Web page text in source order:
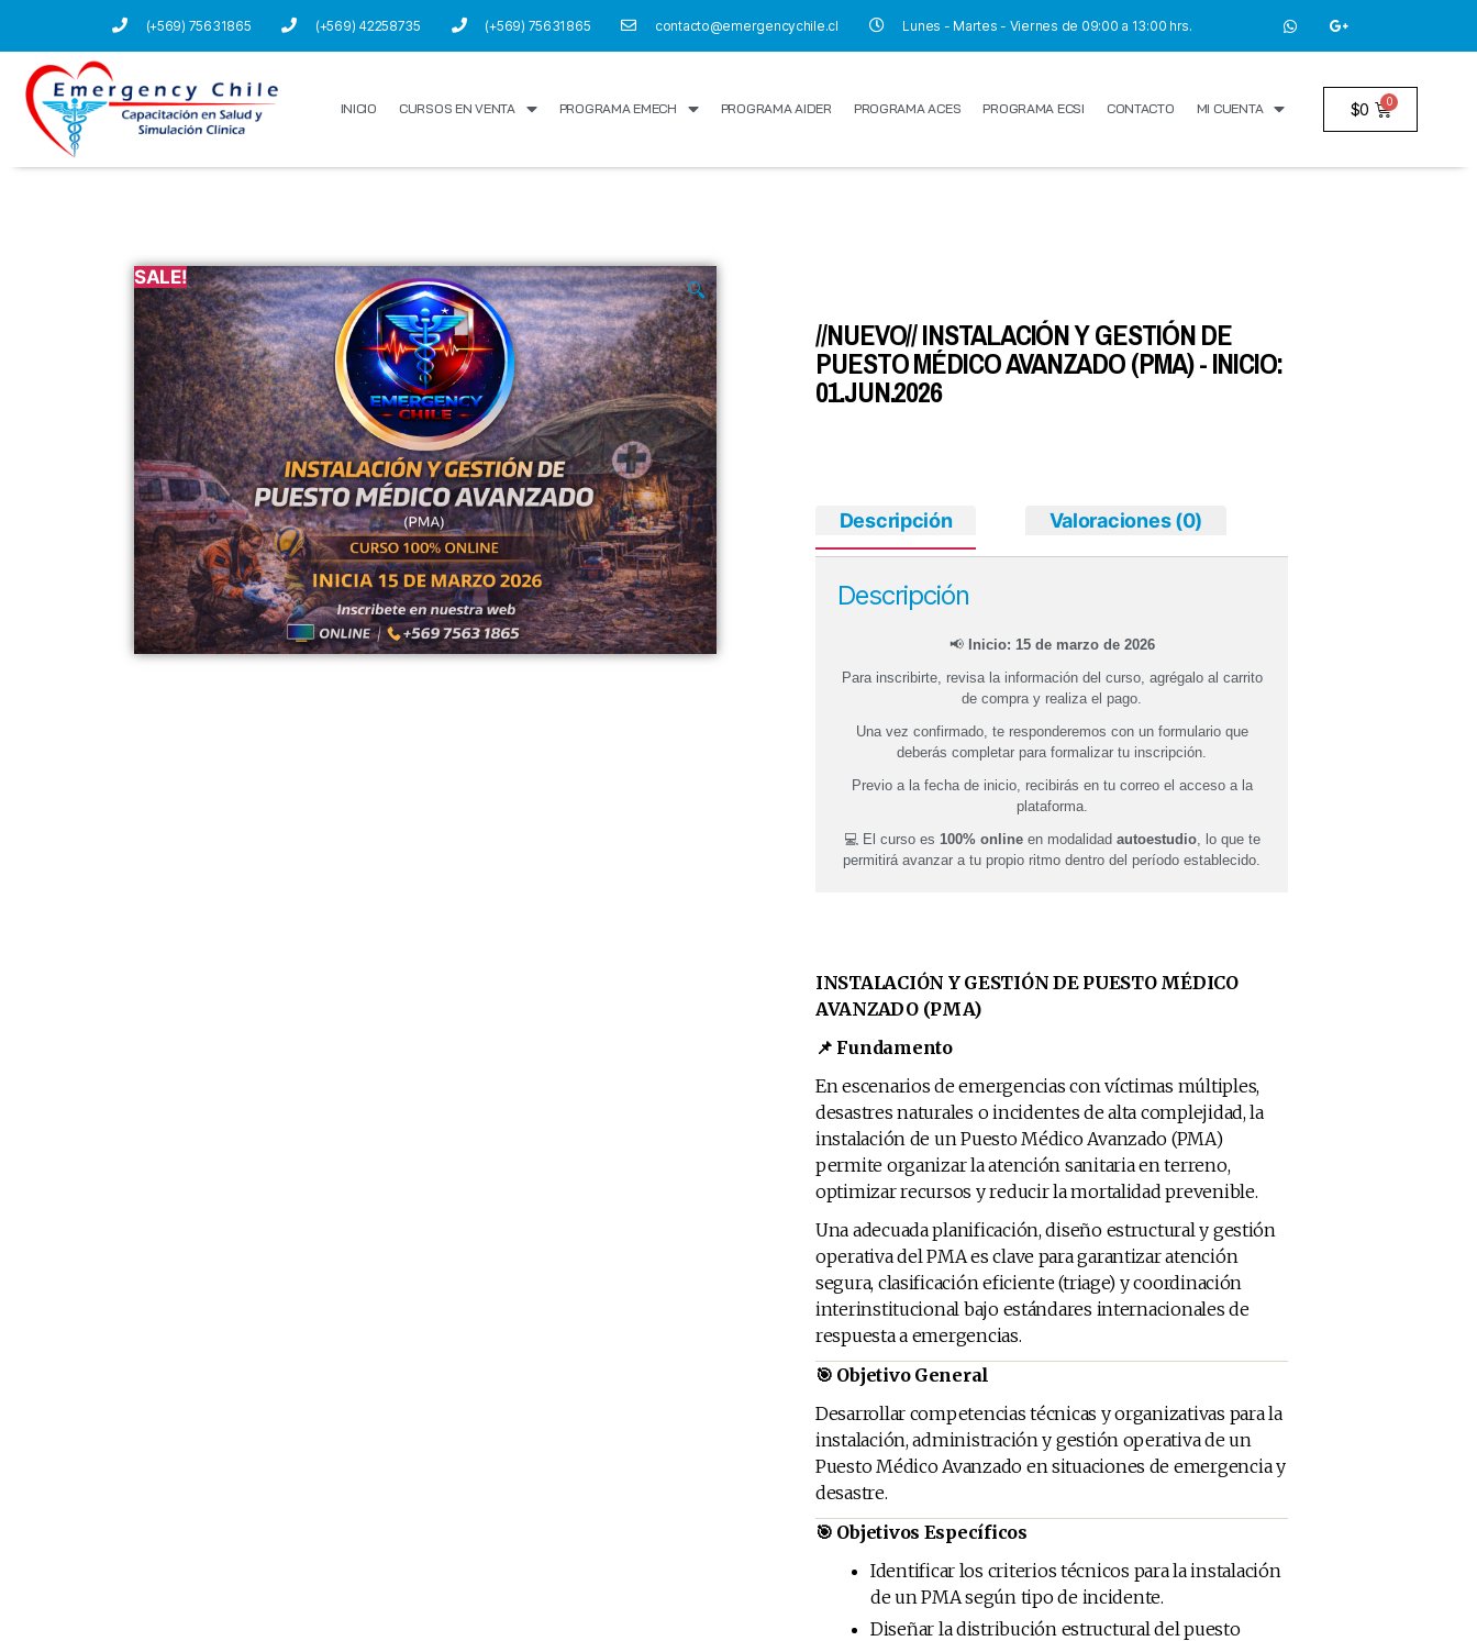
(+569) 75631865 (+569) 42258735 (+569) 75631865 contacto@emergencychile.cl Lunes - Martes - Viernes de 09:00 a 13:00 hrs.
INICIO CURSOS EN VENTA PROGRAMA EMECH PROGRAMA AIDER PROGRAMA ACES PROGRAMA ECSI CONTACTO MI CUENTA $0
SALE!
🔍
//NUEVO// INSTALACIÓN Y GESTIÓN DE
PUESTO MÉDICO AVANZADO (PMA) - INICIO:
01.JUN.2026
Descripción Valoraciones (0)
Descripción
📢 Inicio: 15 de marzo de 2026
Para inscribirte, revisa la información del curso, agrégalo al carrito
de compra y realiza el pago.
Una vez confirmado, te responderemos con un formulario que
deberás completar para formalizar tu inscripción.
Previo a la fecha de inicio, recibirás en tu correo el acceso a la
plataforma.
💻 El curso es 100% onlineen modalidad autoestudio, lo que te
permitirá avanzar a tu propio ritmo dentro del período establecido.
INSTALACIÓN Y GESTIÓN DE PUESTO MÉDICO
AVANZADO (PMA)
📌 Fundamento
En escenarios de emergencias con víctimas múltiples,
desastres naturales o incidentes de alta complejidad, la
instalación de un Puesto Médico Avanzado (PMA)
permite organizar la atención sanitaria en terreno,
optimizar recursos y reducir la mortalidad prevenible.
Una adecuada planificación, diseño estructural y gestión
operativa del PMA es clave para garantizar atención
segura, clasificación eficiente (triage) y coordinación
interinstitucional bajo estándares internacionales de
respuesta a emergencias.
🎯 Objetivo General
Desarrollar competencias técnicas y organizativas para la
instalación, administración y gestión operativa de un
Puesto Médico Avanzado en situaciones de emergencia y
desastre.
🎯 Objetivos Específicos
Identificar los criterios técnicos para la instalación
de un PMA según tipo de incidente.
Diseñar la distribución estructural del puesto